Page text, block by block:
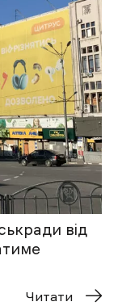
від
Читати